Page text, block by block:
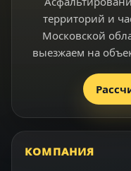
территорий и
Московской
выезжаем на
КОМПАНИЯ